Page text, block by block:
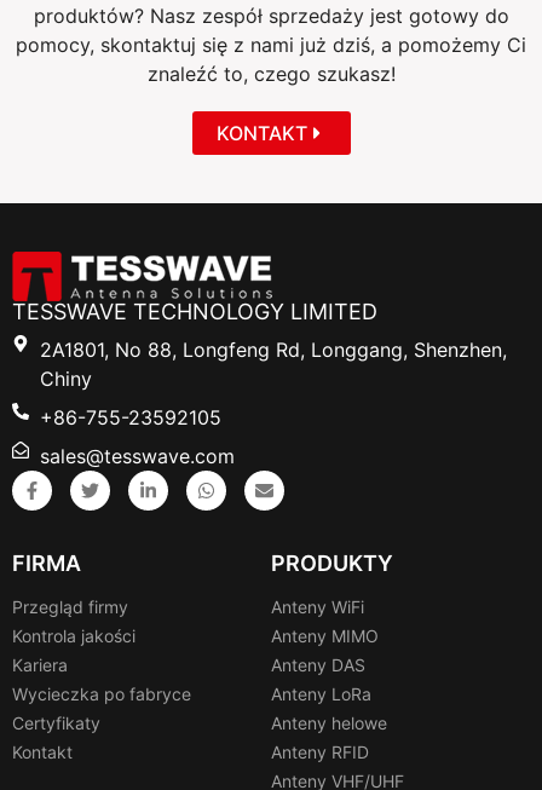
produktów? Nasz zespół sprzedaży jest gotowy do
pomocy, skontaktuj się z nami już dziś, a pomożemy Ci
znaleźć to, czego szukasz!
KONTAKT
TESSWAVE TECHNOLOGY LIMITED
2A1801, No 88, Longfeng Rd, Longgang, Shenzhen,
Chiny
+86-755-23592105
sales@tesswave.com
FIRMA
Przegląd firmy
Kontrola jakości
Kariera
Wycieczka po fabryce
Certyfikaty
Kontakt
PRODUKTY
Anteny WiFi
Anteny MIMO
Anteny DAS
Anteny LoRa
Anteny helowe
Anteny RFID
Anteny VHF/UHF